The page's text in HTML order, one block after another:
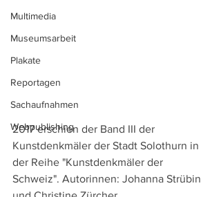
Multimedia
Museumsarbeit
Plakate
Reportagen
Sachaufnahmen
Webpublishing
2017 erschien der Band III der
Kunstdenkmäler der Stadt Solothurn in
der Reihe "Kunstdenkmäler der
Schweiz". Autorinnen: Johanna Strübin